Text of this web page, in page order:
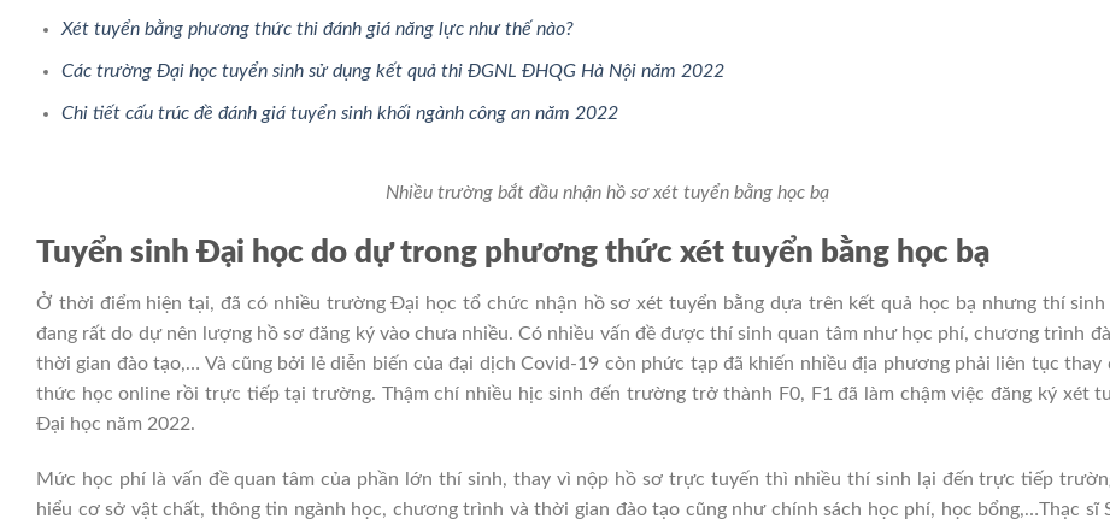
Xét tuyển bằng phương thức thi đánh giá năng lực như thế nào?
Các trường Đại học tuyển sinh sử dụng kết quả thi ĐGNL ĐHQG Hà Nội năm 2022
Chi tiết cấu trúc đề đánh giá tuyển sinh khối ngành công an năm 2022
Nhiều trường bắt đầu nhận hồ sơ xét tuyển bằng học bạ
Tuyển sinh Đại học do dự trong phương thức xét tuyển bằng học bạ
Ở thời điểm hiện tại, đã có nhiều trường Đại học tổ chức nhận hồ sơ xét tuyển bằng dựa trên kết quả học bạ nhưng thí sinh
đang rất do dự nên lượng hồ sơ đăng ký vào chưa nhiều. Có nhiều vấn đề được thí sinh quan tâm như học phí, chương trình
thời gian đào tạo,… Và cũng bởi lẻ diễn biến của đại dịch Covid-19 còn phức tạp đã khiến nhiều địa phương phải liên tục thay
thức học online rồi trực tiếp tại trường. Thậm chí nhiều hịc sinh đến trường trở thành F0, F1 đã làm chậm việc đăng ký xét
Đại học năm 2022.
Mức học phí là vấn đề quan tâm của phần lớn thí sinh, thay vì nộp hồ sơ trực tuyến thì nhiều thí sinh lại đến trực tiếp
hiểu cơ sở vật chất, thông tin ngành học, chương trình và thời gian đào tạo cũng như chính sách học phí, học bổng,…Thạc sĩ